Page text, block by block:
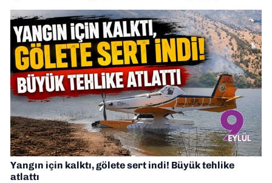
Yangın için kalktı, gölete sert indi! Büyük tehlike
atlattı